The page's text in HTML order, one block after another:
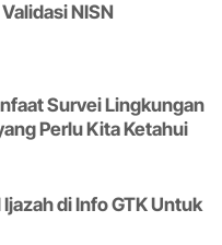
NISN
Survei Lingkungan
Perlu Kita Ketahui
di Info GTK Untuk